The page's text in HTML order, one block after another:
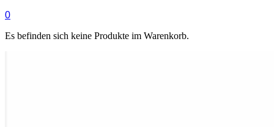
0
Es befinden sich keine Produkte im Warenkorb.